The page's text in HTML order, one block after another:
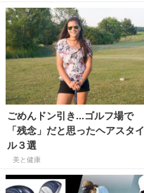
ごめんドン引き…ゴルフ場で
「残念」だと思ったヘアスタイ
ル３選
美と健康